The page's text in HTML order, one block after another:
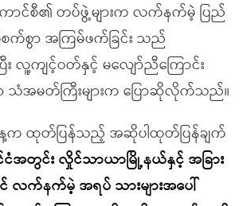
ာင်စီ၏ တပ်ဖွဲ့များက လက်နက်မဲ့ ပြည်
စက်စွာ အကြမ်ဖက်ခြင်း သည်
း လူ့ကျင့်ဝတ်နှင့် မလျော်ညီကြောင်း
သံအမတ်ကြီးများက ပြောဆိုလိုက်သည်။
ထုတ်ပြန်သည့် အဆိုပါထုတ်ပြန်ချက်
င်ငံအတွင်း လှိုင်သာယာမြို့နယ်နှင့် အခြား
လက်နက်မဲ့ အရပ် သားများအပေါ်